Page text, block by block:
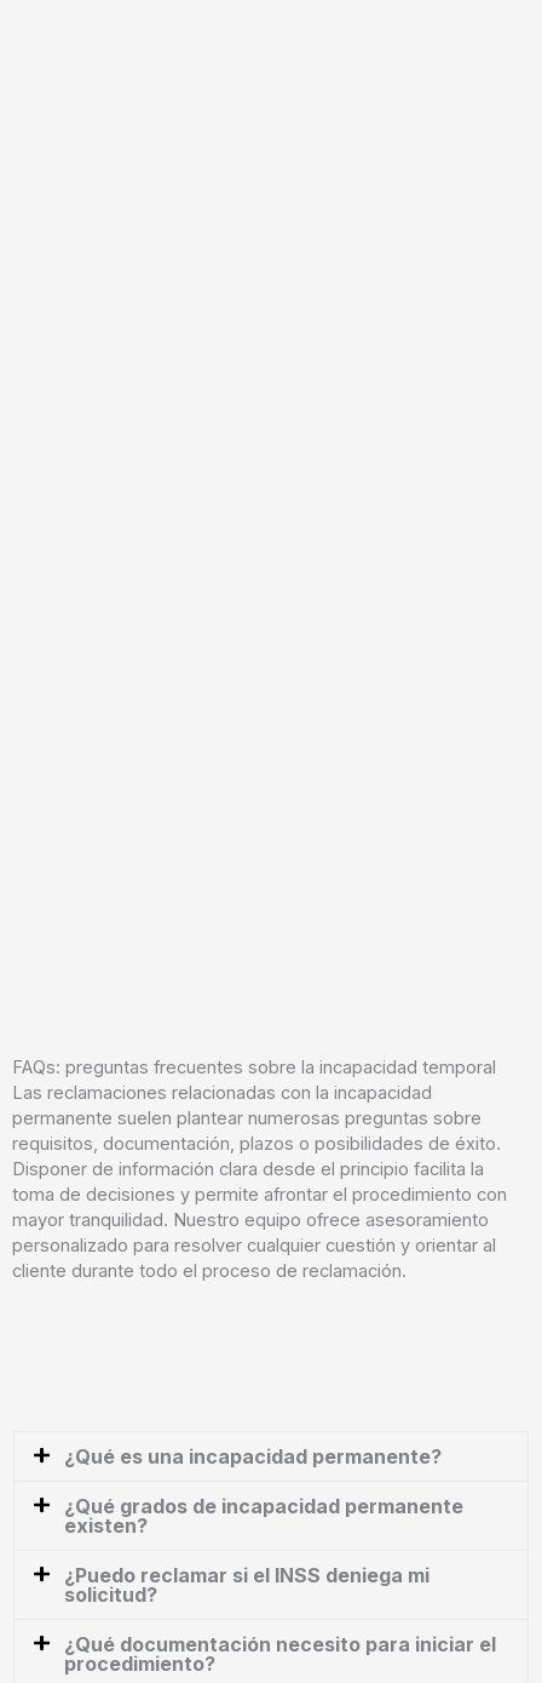
FAQs: preguntas frecuentes sobre la incapacidad temporal
Las reclamaciones relacionadas con la incapacidad
permanente suelen plantear numerosas preguntas sobre
requisitos, documentación, plazos o posibilidades de éxito.
Disponer de información clara desde el principio facilita la
toma de decisiones y permite afrontar el procedimiento con
mayor tranquilidad. Nuestro equipo ofrece asesoramiento
personalizado para resolver cualquier cuestión y orientar al
cliente durante todo el proceso de reclamación.
¿Qué es una incapacidad permanente?
¿Qué grados de incapacidad permanente
existen?
¿Puedo reclamar si el INSS deniega mi
solicitud?
¿Qué documentación necesito para iniciar el
procedimiento?